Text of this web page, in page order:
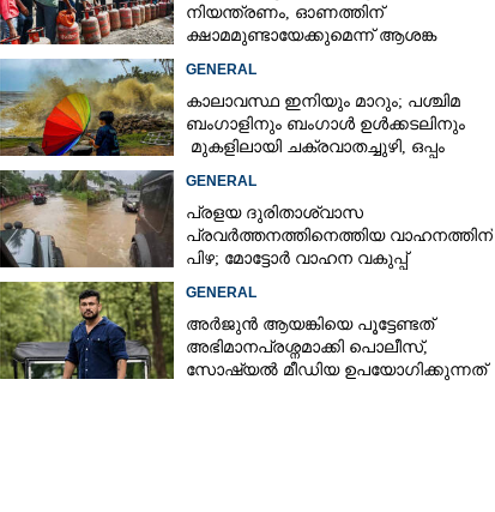
നിയന്ത്രണം, ഓണത്തിന്
ക്ഷാമമുണ്ടായേക്കുമെന്ന് ആശങ്ക
GENERAL
കാലാവസ്ഥ ഇനിയും മാറും; പശ്ചിമ
ബംഗാളിനും ബംഗാൾ ഉൾക്കടലിനും
മുകളിലായി ചക്രവാതച്ചുഴി, ഒപ്പം
GENERAL
പ്രളയ ദുരിതാശ്വാസ
പ്രവർത്തനത്തിനെത്തിയ വാഹനത്തിന്
പിഴ; മോട്ടോർ വാഹന വകുപ്പ്
GENERAL
അർജുൻ ആയങ്കിയെ പൂട്ടേണ്ടത്
അഭിമാനപ്രശ്നമാക്കി പൊലീസ്,
സാേഷ്യൽ മീഡിയ ഉപയോഗിക്കുന്നത്